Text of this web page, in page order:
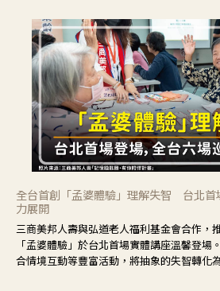
全台首創「孟婆體驗」理解失智 台北首
力展開
三商美邦人壽與弘道老人福利基金會合作，
「孟婆體驗」於台北首場實體講座溫馨登場
合情境互動等豐富活動，將抽象的失智轉化